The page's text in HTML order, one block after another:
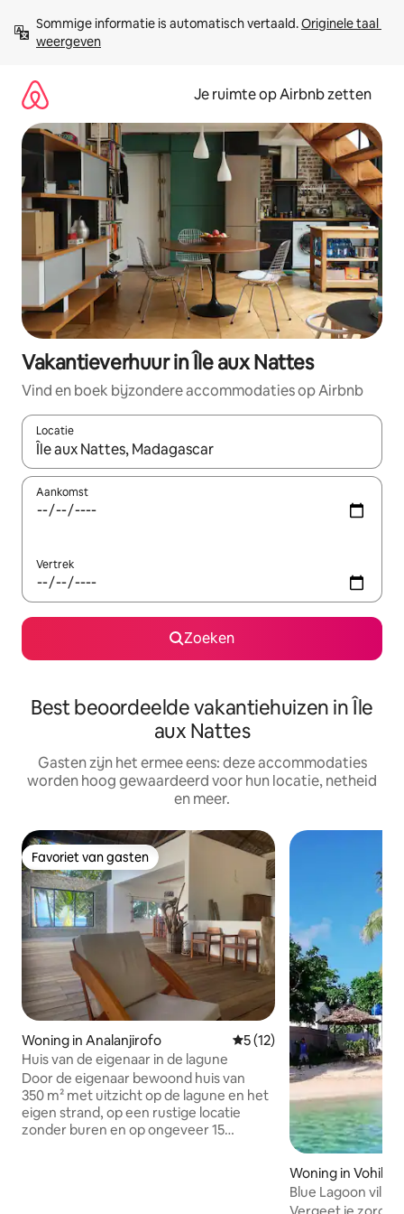
direct
naar
Sommige informatie is automatisch vertaald. Originele taal
weergeven
Je ruimte op Airbnb zetten
Vakantieverhuur in Île aux Nattes
Vind en boek bijzondere accommodaties op Airbnb
Locatie
Wanneer er suggesties beschikbaar zijn, maak je een keuze
Aankomst
Vertrek
Zoeken
Best beoordeelde vakantiehuizen in Île
aux Nattes
Gasten zijn het ermee eens: deze accommodaties
worden hoog gewaardeerd voor hun locatie, netheid
en meer.
Favoriet van gasten
Favoriet van gasten
Woning in Analanjirofo Gemiddelde beoordeling
5 (12)
Huis van de eigenaar in de lagune
Door de eigenaar bewoond huis van
350 m² met uitzicht op de lagune en het
eigen strand, op een rustige locatie
zonder buren en op ongeveer 15
Woning in
Blue Lagoon villa